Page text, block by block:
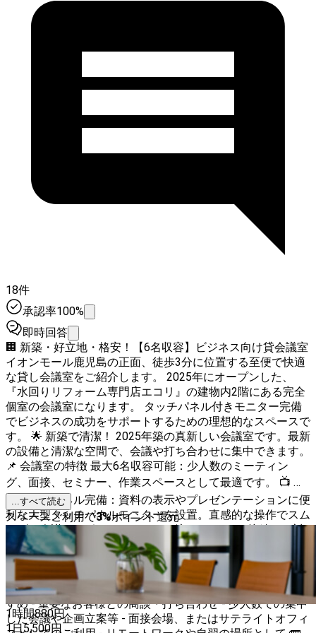
18件
承認率100%
即時回答
🏢 新築・好立地・格安！【6名収容】ビジネス向け貸会議室
イオンモール鹿児島の正面、徒歩3分に位置する至便で快適
な貸し会議室をご紹介します。 2025年にオープンした、
『水回りリフォーム専門店エコリ』の建物内2階にある完全
個室の会議室になります。 タッチパネル付きモニター完備
でビジネスの成功をサポートするための理想的なスペースで
す。 🌟 新築で清潔！ 2025年築の真新しい会議室です。最新
の設備と清潔な空間で、会議や打ち合わせに集中できます。
📌 会議室の特徴 最大6名収容可能：少人数のミーティン
グ、面接、セミナー、作業スペースとして最適です。 📺 大
型タッチパネル完備：資料の表示やプレゼンテーションに便
利な大型タッチパネルモニターを設置。直感的な操作でスム
ーズな会議をサポートします。（注：Bluetooth接続には対
応しておりません。有線接続をご利用ください） 🚙 無料駐
車場付 お車でのアクセスも安心な無料駐車場をご用意して
います。 ✨ 快適な室内環境 エアコン完備、落ち着いた内装
とカーペットで集中できる環境です。 💡 こんな用途におす
すめ - 重要なお客様との商談・打ち合わせ - 少人数での集中
した会議や企画立案等 - 面接会場、またはサテライトオフィ
...すべて読む
スペースご利用で3%ポイント還元
1時間880円
1日5,500円